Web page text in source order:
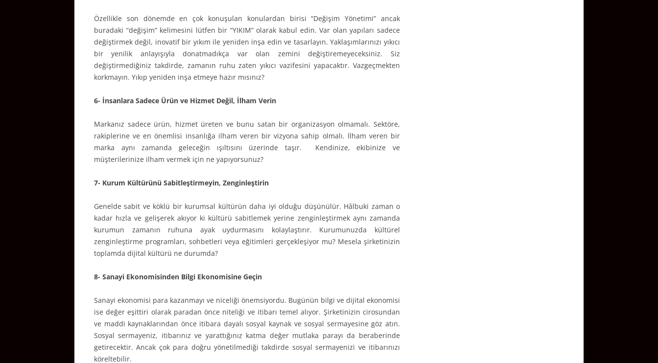
Özellikle son dönemde en çok konuşulan konulardan birisi “Değişim Yönetimi” ancak
buradaki “değişim” kelimesini lütfen bir “YIKIM” olarak kabul edin. Var olan yapıları sadece
değiştirmek değil, inovatif bir yıkım ile yeniden inşa edin ve tasarlayın. Yaklaşımlarınızı yıkıcı
bir yenilik anlayışıyla donatmadıkça var olan zemini değiştiremeyeceksiniz. Siz
değiştirmediğiniz takdirde, zamanın ruhu zaten yıkıcı vazifesini yapacaktır. Vazgeçmekten
korkmayın. Yıkıp yeniden inşa etmeye hazır mısınız?
6- İnsanlara Sadece Ürün ve Hizmet Değil, İlham Verin
Markanız sadece ürün, hizmet üreten ve bunu satan bir organizasyon olmamalı. Sektöre,
rakiplerine ve en önemlisi insanlığa ilham veren bir vizyona sahip olmalı. İlham veren bir
marka aynı zamanda geleceğin ışıltısını üzerinde taşır. Kendinize, ekibinize ve
müşterilerinize ilham vermek için ne yapıyorsunuz?
7- Kurum Kültürünü Sabitleştirmeyin, Zenginleştirin
Genelde sabit ve köklü bir kurumsal kültürün daha iyi olduğu düşünülür. Hâlbuki zaman o
kadar hızla ve gelişerek akıyor ki kültürü sabitlemek yerine zenginleştirmek aynı zamanda
kurumun zamanın ruhuna ayak uydurmasını kolaylaştırır. Kurumunuzda kültürel
zenginleştirme programları, sohbetleri veya eğitimleri gerçekleşiyor mu? Mesela şirketinizin
toplamda dijital kültürü ne durumda?
8- Sanayi Ekonomisinden Bilgi Ekonomisine Geçin
Sanayi ekonomisi para kazanmayı ve niceliği önemsiyordu. Bugünün bilgi ve dijital ekonomisi
ise değer eşittiri olarak paradan önce niteliği ve itibarı temel alıyor. Şirketinizin cirosundan
ve maddi kaynaklarından önce itibara dayalı sosyal kaynak ve sosyal sermayesine göz atın.
Sosyal sermayeniz, itibarınız ve yarattığınız katma değer mutlaka parayı da beraberinde
getirecektir. Ancak çok para doğru yönetilmediği takdirde sosyal sermayenizi ve itibarınızı
köreltebilir.